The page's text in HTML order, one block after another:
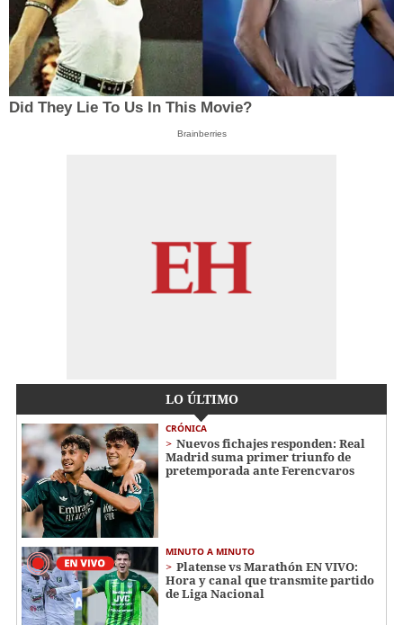
Did They Lie To Us In This Movie?
Brainberries
LO ÚLTIMO
CRÓNICA
Nuevos fichajes responden: Real
Madrid suma primer triunfo de
pretemporada ante Ferencvaros
MINUTO A MINUTO
Platense vs Marathón EN VIVO:
Hora y canal que transmite partido
de Liga Nacional